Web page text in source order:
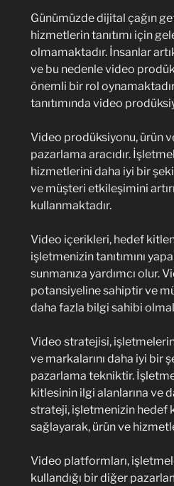
Günümüzde dijital çağın
hizmetlerin tanıtımı için
olmamaktadır. İnsanlar
ve bu nedenle video
önemli bir rol
tanıtımında video
Video prodüksiyonu, ürün
pazarlama aracıdır.
hizmetlerini daha iyi bir
ve müşteri etkileşimini
kullanmaktadır.
Video içerikleri, hedef
işletmenizin tanıtımını
sunmanıza yardımcı olur.
potansiyeline sahiptir ve
daha fazla bilgi sahibi
Video stratejisi,
ve markalarını daha iyi bir
pazarlama tekniktir.
kitlesinin ilgi alanlarına ve
strateji, işletmenizin hedef
sağlayarak, ürün ve
Video platformları,
kullandığı bir diğer